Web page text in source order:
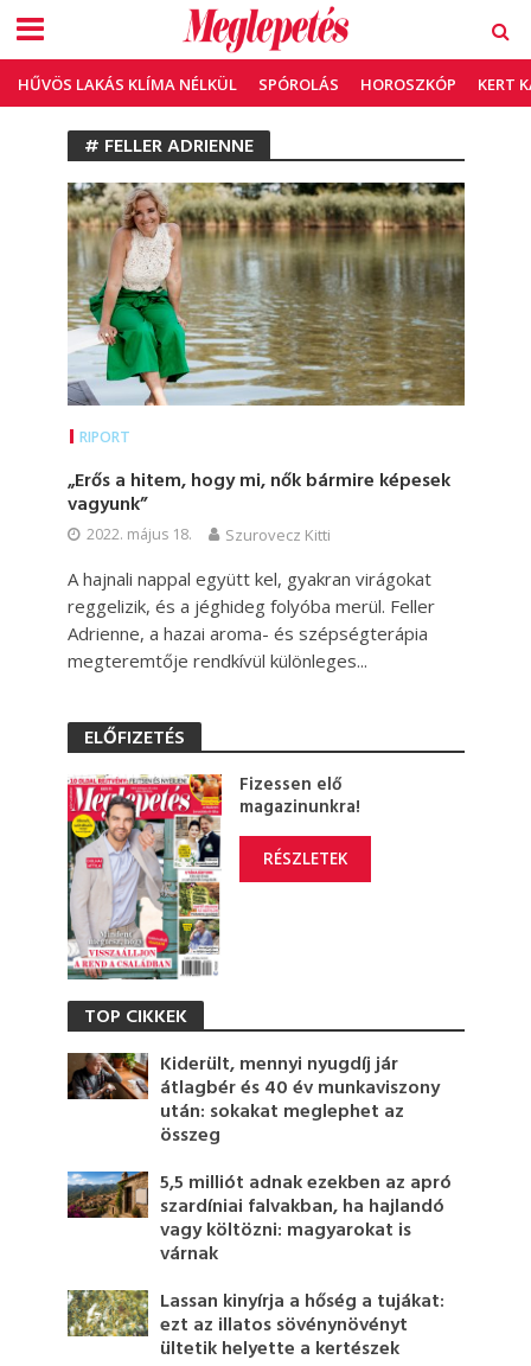
HŰVÖS LAKÁS KLÍMA NÉLKÜL SPÓROLÁS HOROSZKÓP KERT
# FELLER ADRIENNE
RIPORT
„Erős a hitem, hogy mi, nők bármire képesek
vagyunk”
2022. május 18. Szurovecz Kitti
A hajnali nappal együtt kel, gyakran virágokat
reggelizik, és a jéghideg folyóba merül. Feller
Adrienne, a hazai aroma- és szépségterápia
megteremtője rendkívül különleges...
ELŐFIZETÉS
Fizessen elő
magazinunkra!
RÉSZLETEK
TOP CIKKEK
Kiderült, mennyi nyugdíj jár
átlagbér és 40 év munkaviszony
után: sokakat meglephet az
összeg
5,5 milliót adnak ezekben az apró
szardíniai falvakban, ha hajlandó
vagy költözni: magyarokat is
várnak
Lassan kinyírja a hőség a tujákat:
ezt az illatos sövénynövényt
ültetik helyette a kertészek